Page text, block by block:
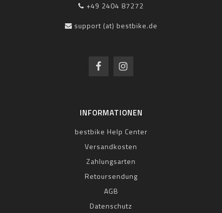
+49 2404 87272
support (at) bestbike.de
INFORMATIONEN
bestbike Help Center
Versandkosten
Zahlungsarten
Retoursendung
AGB
Datenschutz